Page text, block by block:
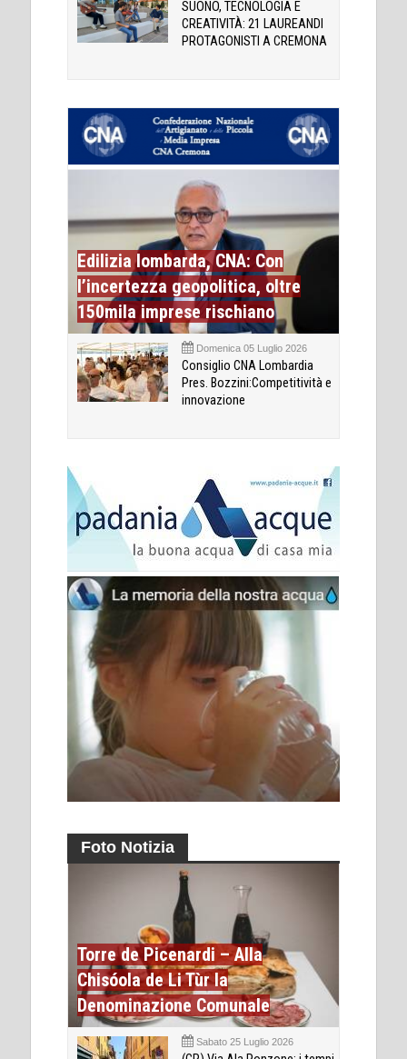
SUONO, TECNOLOGIA E
CREATIVITÀ: 21 LAUREANDI
PROTAGONISTI A CREMONA
Edilizia lombarda, CNA: Con
l’incertezza geopolitica, oltre
150mila imprese rischiano
Domenica 05 Luglio 2026
Consiglio CNA Lombardia
Pres. Bozzini:Competitività e
innovazione
Foto Notizia
Torre de Picenardi – Alla
Chisóola de Li Tùr la
Denominazione Comunale
Sabato 25 Luglio 2026